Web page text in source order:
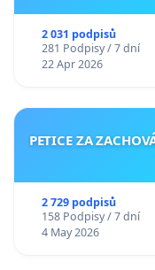
2 031 podpisů
281 Podpisy / 7 dní
22 Apr 2026
PETICE ZA
2 729 podpisů
158 Podpisy / 7 dní
4 May 2026